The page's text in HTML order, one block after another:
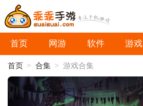
首页 网游 软件 游戏
首页 > 合集 > 游戏合集